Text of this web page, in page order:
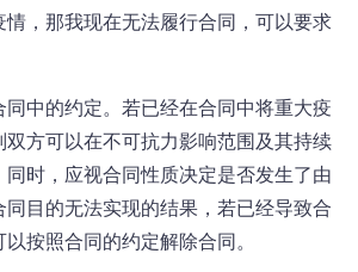
情，那我现在无法履行合同，可以要求
中的约定。若已经在合同中将重大疫
双方可以在不可抗力影响范围及其持续
时，应视合同性质决定是否发生了由
目的无法实现的结果，若已经导致合
按照合同的约定解除合同。